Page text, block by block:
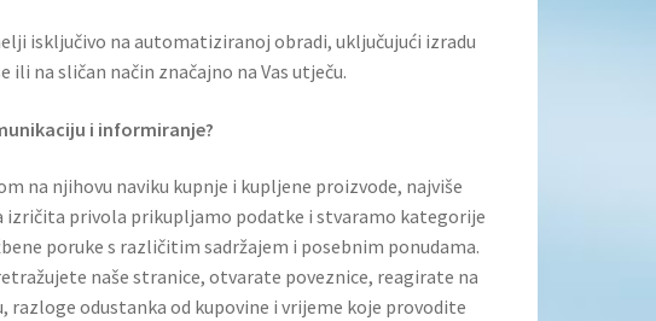
isključivo na automatiziranoj obradi, uključujući izradu
ili na sličan način značajno na Vas utječu.
i informiranje?
na njihovu naviku kupnje i kupljene proizvode, najviše
izričita privola prikupljamo podatke i stvaramo kategorije
poruke s različitim sadržajem i posebnim ponudama.
naše stranice, otvarate poveznice, reagirate na
odustanka od kupovine i vrijeme koje provodite